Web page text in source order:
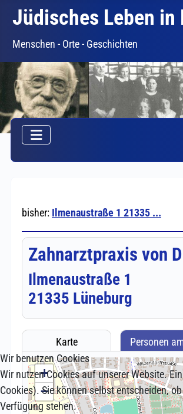
Jüdisches Leben in
Menschen - Orte - Geschichten
Wir benutzen Cookies
Wir nutzen Cookies auf unserer Website.
Cookies). Sie können selbst entscheiden,
Verfügung stehen.